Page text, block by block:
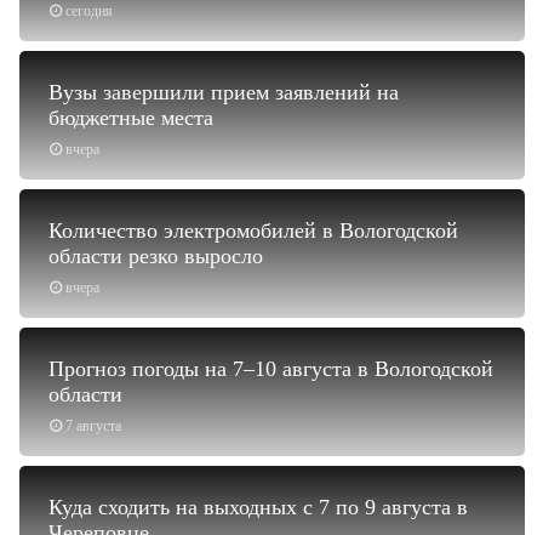
сегодня
вчера
Вузы завершили прием заявлений на
бюджетные места
вчера
Количество электромобилей в Вологодской
области резко выросло
7 августа
Прогноз погоды на 7–10 августа в Вологодской
области
Куда сходить на выходных с 7 по 9 августа в